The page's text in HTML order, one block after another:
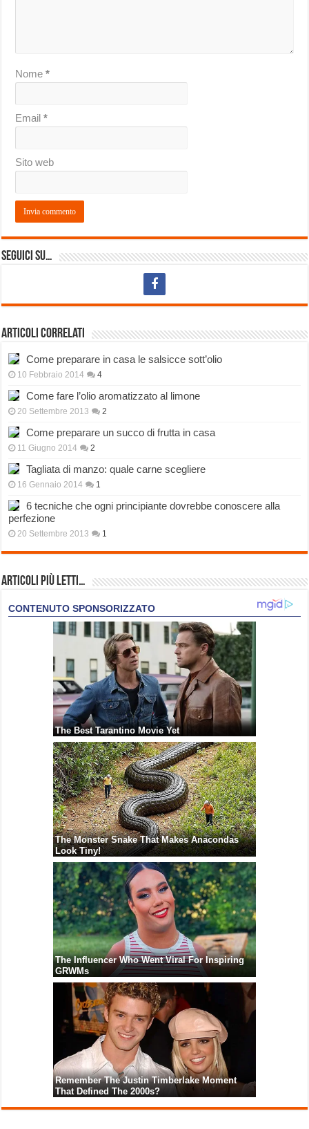
Nome*
Email*
Sito web
Seguici su…
Articoli correlati
Come preparare in casa le salsicce sott’olio
10 Febbraio 2014 4
Come fare l’olio aromatizzato al limone
20 Settembre 2013 2
Come preparare un succo di frutta in casa
11 Giugno 2014 2
Tagliata di manzo: quale carne scegliere
16 Gennaio 2014 1
6 tecniche che ogni principiante dovrebbe conoscere alla
perfezione
20 Settembre 2013 1
Articoli più Letti…